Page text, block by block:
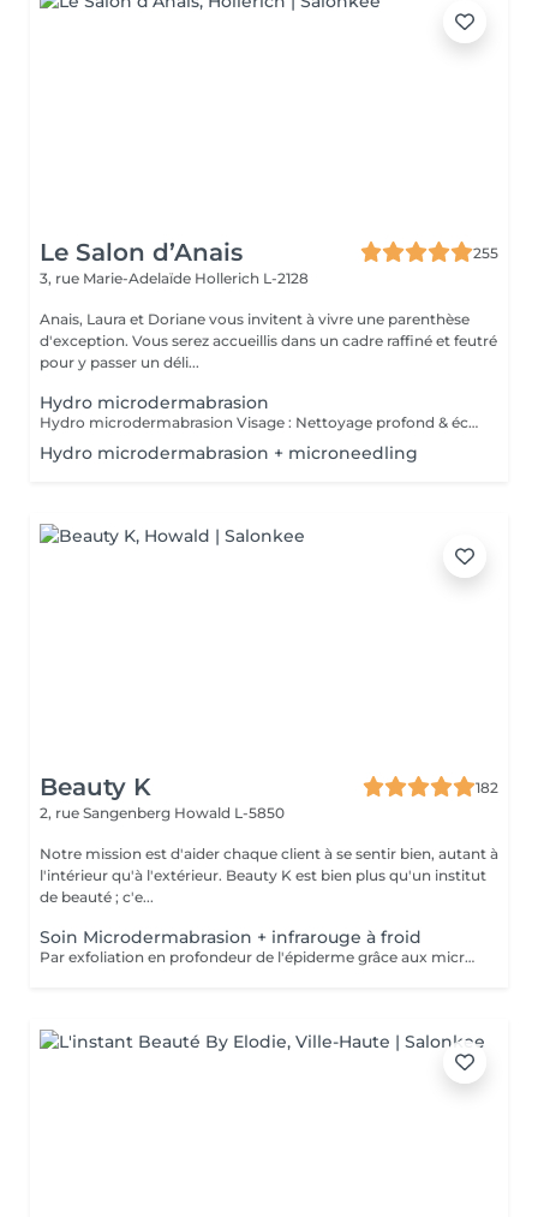
Le Salon d’Anais
255
3, rue Marie-Adelaïde Hollerich L-2128
Anais, Laura et Doriane vous invitent à vivre une parenthèse
d'exception. Vous serez accueillis dans un cadre raffiné et feutré
pour y passer un déli...
Hydro microdermabrasion
Hydro microdermabrasion Visage : Nettoyage profond & éclat instantané L'hydro microdermabrasion est un soin visage complet et non invasif qui combine une exfoliation douce à l'aide d'un embout à microdermabrasion avec l'infusion de sérums actifs. Ce traitement agit en profondeur pour nettoyer, hydrater et revitaliser la peau en une seule séance. Contre-indications - Femmes enceintes ou allaitement - Pas d'exposition solaire 48h avant et après soin - Traitements lourds : chimio (attendre 1 an) et antibiotiques ou Roaccutane (attendre 6 mois) - Allergie aux acides de fruits, fruits à coques ou aspirine - Dermabrasions médicales - injection de botox ou acide hyaluronique (attendre 1 mois) - Prise d'anticoagulant, anti-inflammatoire sur le long terme - Maladie auto-immune - Cicatrices chéloïdes
Hydro microdermabrasion + microneedling
Beauty K
182
2, rue Sangenberg Howald L-5850
Notre mission est d'aider chaque client à se sentir bien, autant à
l'intérieur qu'à l'extérieur. Beauty K est bien plus qu'un institut
de beauté ; c'e...
Soin Microdermabrasion + infrarouge à froid
Par exfoliation en profondeur de l'épiderme grâce aux micro-cristaux, ce soin permet de nettoyer et de réduire: les taches pigmentaires et/ou certaines imperfections de la peau, resserrer les pores, atténuer rides, ridules et les cicatrices d'acné. Le soin s'accompagne de l'utilisation de LED afin de faire pénétrer en profondeur l'acide hyaluronique ou principes actifs.